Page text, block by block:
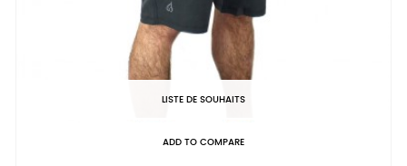
LISTE DE SOUHAITS
ADD TO COMPARE